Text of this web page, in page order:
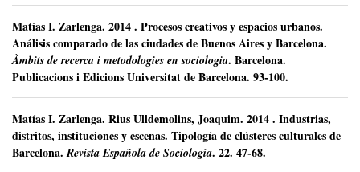
Matías I. Zarlenga. 2014. Procesos creativos y espacios urbanos.
Análisis comparado de las ciudades de Buenos Aires y Barcelona.
Àmbits de recerca i metodologies en sociologia. Barcelona.
Publicacions i Edicions Universitat de Barcelona. 93-100.
Matías I. Zarlenga. Rius Ulldemolins, Joaquim. 2014. Industrias,
distritos, instituciones y escenas. Tipología de clústeres culturales de
Barcelona. Revista Española de Sociología. 22. 47-68.